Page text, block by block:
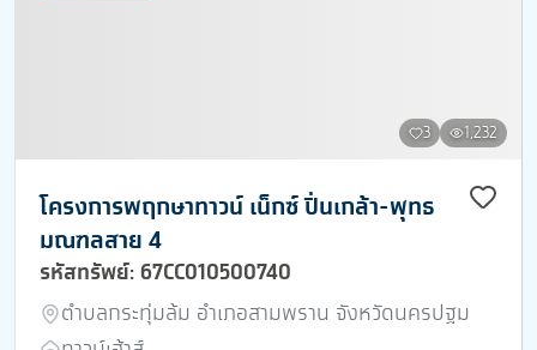
3 1,232
โครงการพฤกษาทาวน์ เน็กซ์ ปิ่นเกล้า-พุทธ
มณฑลสาย 4
รหัสทรัพย์: 67CC010500740
ตำบลกระทุ่มล้ม อำเภอสามพราน จังหวัดนครปฐม